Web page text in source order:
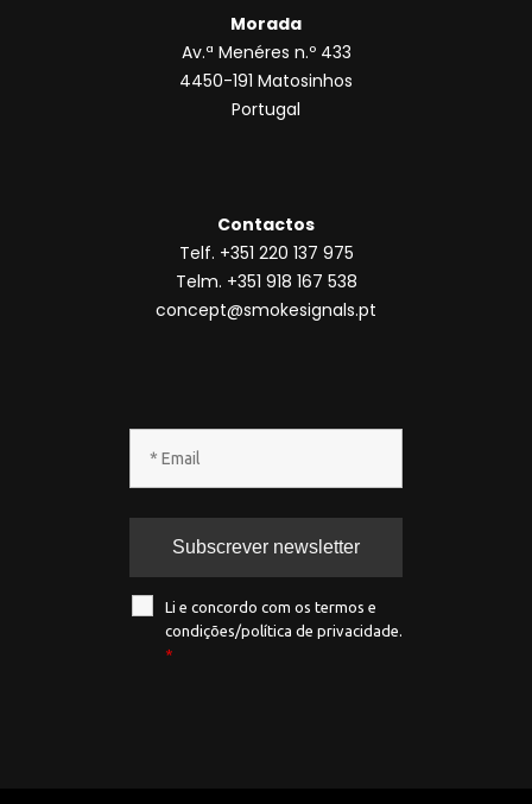
Morada
Av.ª Menéres n.º 433
4450-191 Matosinhos
Portugal
Contactos
Telf. +351 220 137 975
Telm. +351 918 167 538
concept@smokesignals.pt
Li e concordo com os termos e
condições/política de privacidade.
*